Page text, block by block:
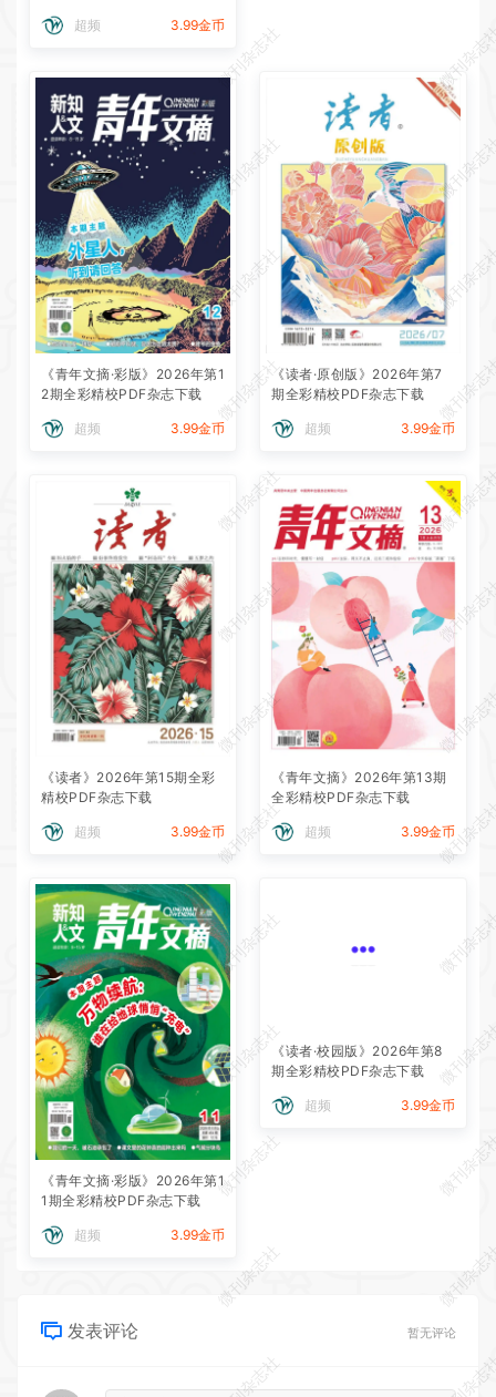
超频 3.99金币
《青年文摘·彩版》2026年第1
2期全彩精校PDF杂志下载
超频 3.99金币
《读者·原创版》2026年第7
期全彩精校PDF杂志下载
超频 3.99金币
《读者》2026年第15期全彩
精校PDF杂志下载
超频 3.99金币
《青年文摘》2026年第13期
全彩精校PDF杂志下载
超频 3.99金币
《青年文摘·彩版》2026年第1
1期全彩精校PDF杂志下载
超频 3.99金币
《读者·校园版》2026年第8
期全彩精校PDF杂志下载
超频 3.99金币
发表评论 暂无评论
微刊杂志社
微刊杂
微刊杂志社
微刊杂
微刊杂志社
微刊杂
微刊杂志社
微刊杂
微刊杂志社
微刊杂
微刊杂志社
微刊杂
微刊杂志社
微刊杂
微刊杂志社
微刊杂
微刊杂志社
微刊杂
微刊杂志社
微刊杂
微刊杂志社
微刊杂
微刊杂志社
微刊杂